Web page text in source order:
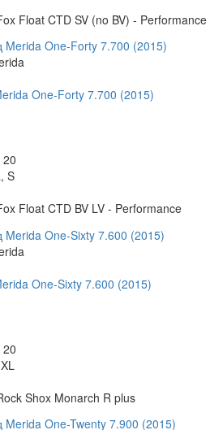
Float CTD SV (no BV) - Performance
One-Forty 7.700 (2015)
20
S
Float CTD BV LV - Performance
One-Sixty 7.600 (2015)
20
Shox Monarch R plus